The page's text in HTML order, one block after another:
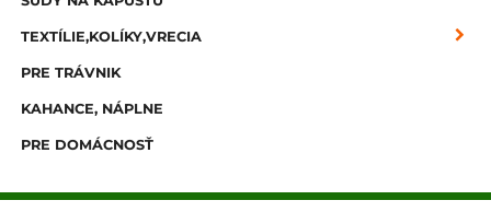
TEXTÍLIE,KOLÍKY,VRECIA
PRE TRÁVNIK
KAHANCE, NÁPLNE
PRE DOMÁCNOSŤ